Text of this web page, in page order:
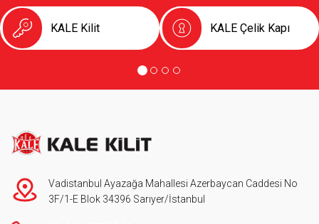
KALE Kilit KALE Çelik Kapı
Vadistanbul Ayazağa Mahallesi Azerbaycan Caddesi No
3F/1-E Blok 34396 Sarıyer/İstanbul